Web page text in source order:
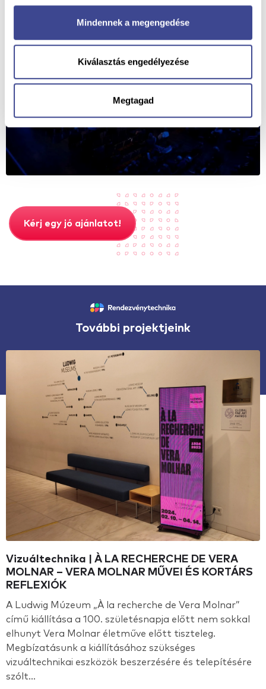
Mindennek a megengedése
Kiválasztás engedélyezése
Megtagad
Kérj egy jó ajánlatot!
További projektjeink
Vizuáltechnika | À LA RECHERCHE DE VERA
MOLNAR – VERA MOLNAR MŰVEI ÉS KORTÁRS
REFLEXIÓK
A Ludwig Múzeum „À la recherche de Vera Molnar”
című kiállítása a 100. születésnapja előtt nem sokkal
elhunyt Vera Molnar életműve előtt tiszteleg.
Megbízatásunk a kiállításához szükséges
vizuáltechnikai eszközök beszerzésére és telepítésére
szólt...